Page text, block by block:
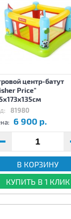
центр-батут
Price"
81980
6 900 р.
В КОРЗИНУ
КУПИТЬ В 1 КЛИК